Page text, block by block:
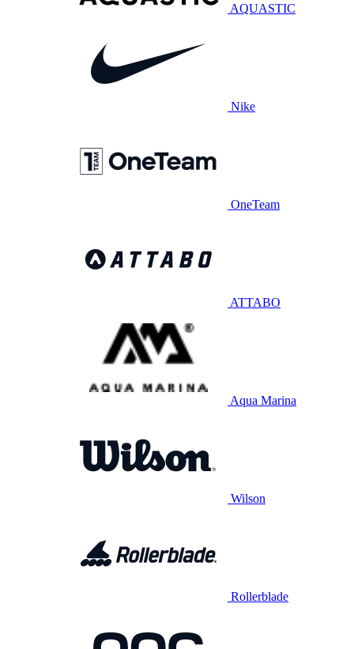
AQUASTIC
Nike
OneTeam
ATTABO
Aqua Marina
Wilson
Rollerblade